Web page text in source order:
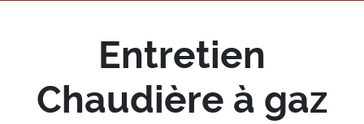
Entretien
Chaudière à gaz